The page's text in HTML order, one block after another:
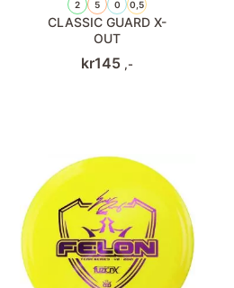
2 5 0 0,5
CLASSIC GUARD X-
OUT
kr145 ,-